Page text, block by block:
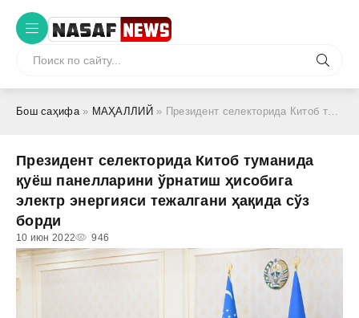
Бош саҳифа» МАҲАЛЛИЙ » Президент селекторида Китоб туманида қуёш панелларини ўрнатиш ҳисобига электр энергияси тежалгани ҳақида сўз борди
Президент селекторида Китоб туманида
қуёш панелларини ўрнатиш ҳисобига
электр энергияси тежалгани ҳақида сўз
борди
10 июн 2022 946